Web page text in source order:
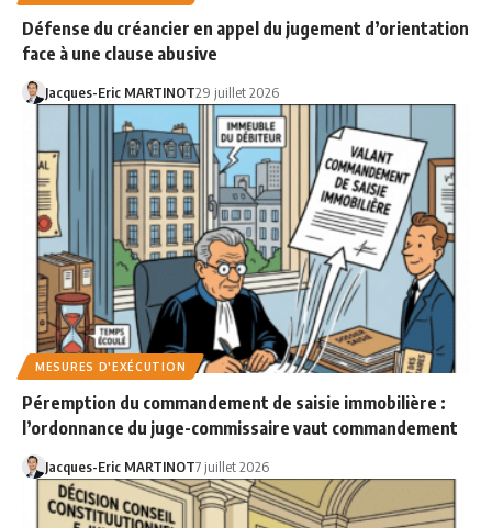
Défense du créancier en appel du jugement d’orientation
face à une clause abusive
Jacques-Eric MARTINOT29 juillet 2026
MESURES D'EXÉCUTION
Péremption du commandement de saisie immobilière :
l’ordonnance du juge-commissaire vaut commandement
Jacques-Eric MARTINOT7 juillet 2026